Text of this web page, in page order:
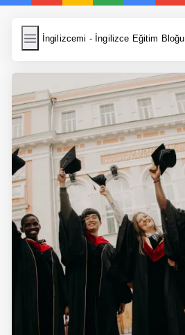
İngilizcemi - İngilizce Eğitim Bloğu
İngilizcemi
Resim Yükle
Wordpress Cache
Anasayfa
İngilizce Yemek Tarifleri
İngilizce Şarkı Sözleri
5 Günde İngilizce
Bilinçaltı İngilizce
İngilizce Biyografiler
İngilizce